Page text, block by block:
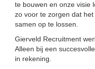
te bouwen en onze visie
zo voor te zorgen dat
samen op te lossen.
Gierveld Recruitment
Alleen bij een
in rekening.